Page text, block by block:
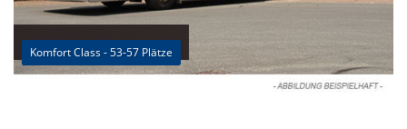
Komfort Class - 53-57 Plätze